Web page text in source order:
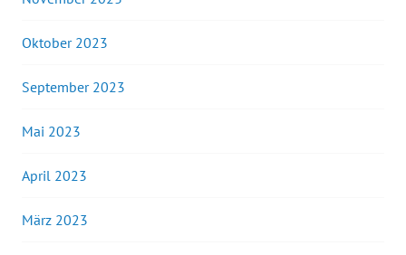
Oktober 2023
September 2023
Mai 2023
April 2023
März 2023